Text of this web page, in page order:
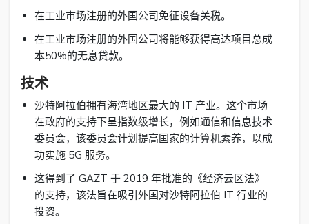
在工业市场注册的外国公司免征设备关税。
在工业市场注册的外国公司将能够获得高达项目总成
本50%的无息贷款。
技术
沙特阿拉伯拥有海湾地区最大的 IT 产业。这个市场
在政府的支持下呈指数级增长，例如通信和信息技术
委员会，该委员会计划提高国家的计算机素养，以成
功实施 5G 服务。
这得到了 GAZT 于 2019 年批准的《经济云区法》
的支持，该法旨在吸引外国对沙特阿拉伯 IT 行业的
投资。